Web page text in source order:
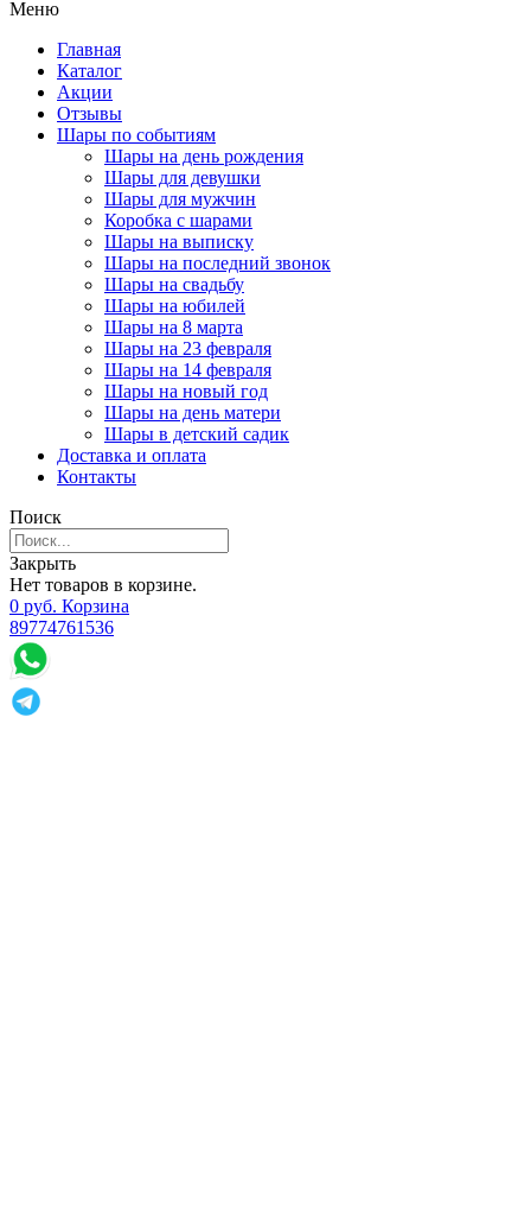
Меню
Главная
Каталог
Акции
Отзывы
Шары по событиям
Шары на день рождения
Шары для девушки
Шары для мужчин
Коробка с шарами
Шары на выписку
Шары на последний звонок
Шары на свадьбу
Шары на юбилей
Шары на 8 марта
Шары на 23 февраля
Шары на 14 февраля
Шары на новый год
Шары на день матери
Шары в детский садик
Доставка и оплата
Контакты
Поиск
Закрыть
Нет товаров в корзине.
0 руб. Корзина
89774761536